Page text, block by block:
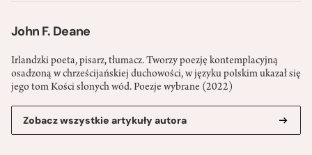
John F. Deane
Irlandzki poeta, pisarz, tłumacz. Tworzy poezję kontemplacyjną
osadzoną w chrześcijańskiej duchowości, w języku polskim ukazał się
jego tom Kości słonych wód. Poezje wybrane (2022)
Zobacz wszystkie artykuły autora